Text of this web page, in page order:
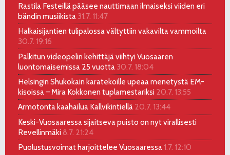
Rastila Festeillä pääsee nauttimaan ilmaiseksi viiden eri
bändin musiikista 31.7. 11:47
Halkaisijantien tulipalossa vältyttiin vakavilta vammoilta
30.7. 19:16
Palkitun videopelin kehittäjä viihtyi Vuosaaren
luontomaisemissa 25 vuotta 30.7. 18:04
Helsingin Shukokain karatekoille upeaa menetystä EM-
kisoissa – Mira Kokkonen tuplamestariksi 20.7. 13:55
Armotonta kaahailua Kallvikintiellä 20.7. 13:44
Keski-Vuosaaressa sijaitseva puisto on nyt virallisesti
Revellinmäki 8.7. 21:24
Puolustusvoimat harjoittelee Vuosaaressa 1.7. 12:10